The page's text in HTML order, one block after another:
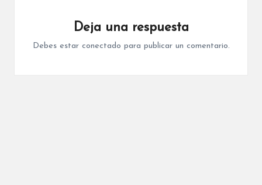
Deja una respuesta
Debes estar conectado para publicar un comentario.